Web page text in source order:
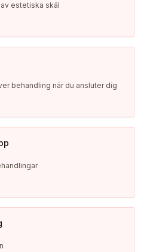
estetiska skäl
behandling när du ansluter dig